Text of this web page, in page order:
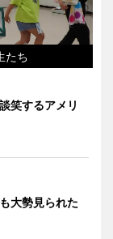
たち
笑するアメリ
大勢見られた